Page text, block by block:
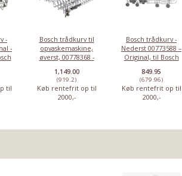
-
-
til
Bosch trådkurv til
opvaskemaskine,
øverst, 00778368 -
1,149.00
(919.2)
Køb rentefrit op til
2000,-
Bosch trådkurv -
Nederst 00773588 –
Original, til Bosch
849.95
(679.96)
Køb rentefrit op til
2000,-